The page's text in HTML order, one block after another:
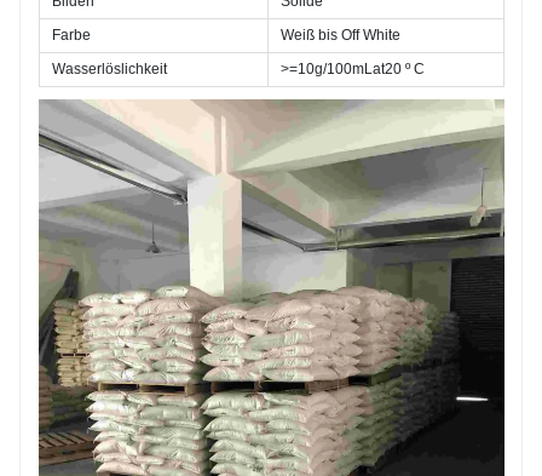
Farbe
Weiß bis Off White
Wasserlöslichkeit
>=10g/100mLat20 º C